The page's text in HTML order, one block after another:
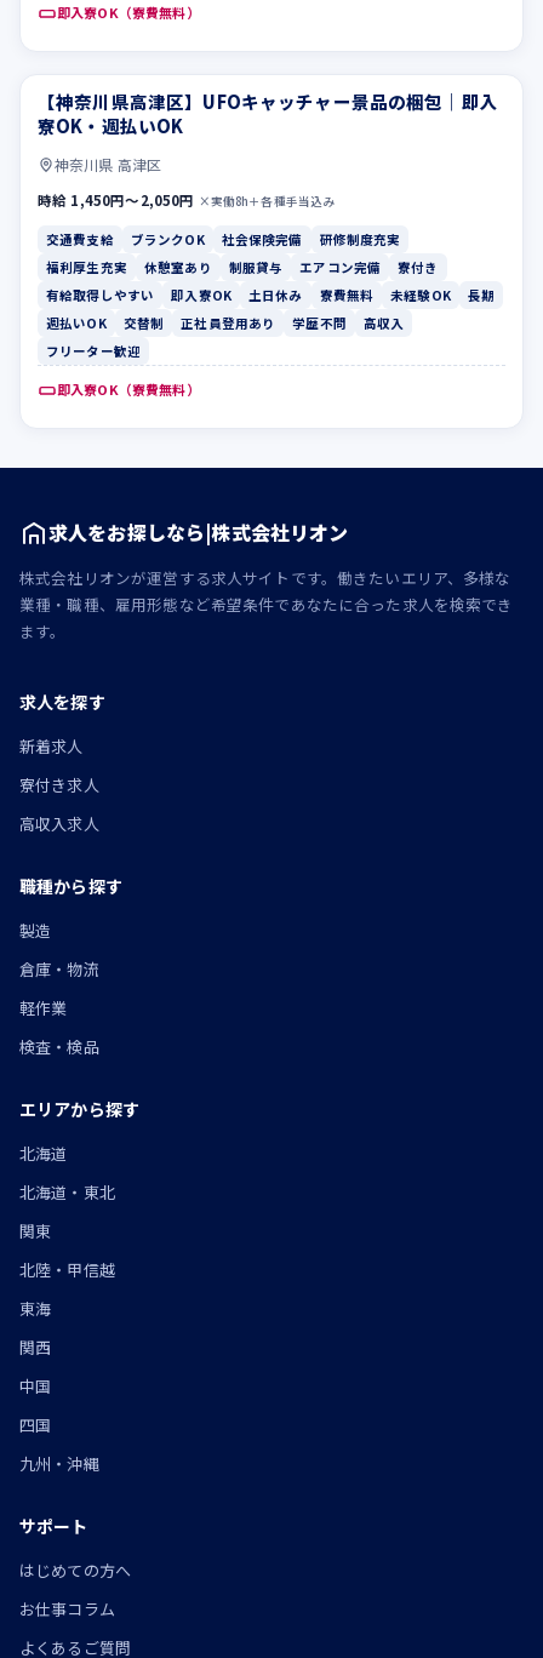
即入寮OK（寮費無料）
交通費支給 ブランクOK
【神奈川県高津区】UFOキャッチャー景品の梱包｜即入
寮OK・週払いOK
神奈川県 高津区
時給 1,450円〜2,050円 ×実働8h＋各種手当込み
交通費支給 ブランクOK 社会保険完備
研修制度充実
福利厚生充実
休憩室あり 制服貸与 エアコン完備
寮付き
有給取得しやすい
即入寮OK 土日休み 寮費無料 未経験OK
長期
週払いOK
交替制 正社員登用あり 学歴不問
高収入
フリーター歓迎
即入寮OK（寮費無料）
求人をお探しなら|株式会社リオン
株式会社リオンが運営する求人サイトです。働きたいエリア、多様な
業種・職種、雇用形態など希望条件であなたに合った求人を検索でき
ます。
求人を探す
新着求人
寮付き求人
高収入求人
職種から探す
製造
倉庫・物流
軽作業
検査・検品
エリアから探す
北海道
北海道・東北
関東
北陸・甲信越
東海
関西
中国
四国
九州・沖縄
サポート
はじめての方へ
お仕事コラム
よくあるご質問